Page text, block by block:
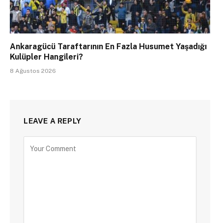
Ankaragücü Taraftarının En Fazla Husumet Yaşadığı
Kulüpler Hangileri?
8 Ağustos 2026
LEAVE A REPLY